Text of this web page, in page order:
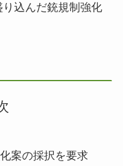
込んだ銃規制強化
案の採択を要求